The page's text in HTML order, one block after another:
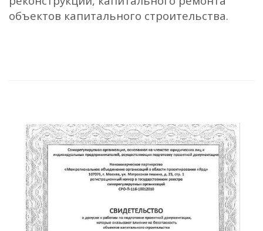
объектов капитального строительства.